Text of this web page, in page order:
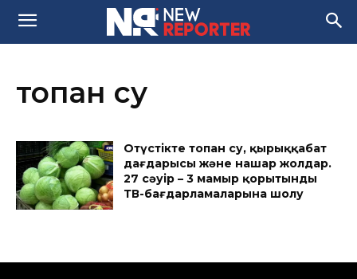
топан су
Оңтүстікте топан су, қырыққабат
дағдарысы және нашар жолдар.
27 сәуір – 3 мамыр қорытынды
ТВ-бағдарламаларына шолу